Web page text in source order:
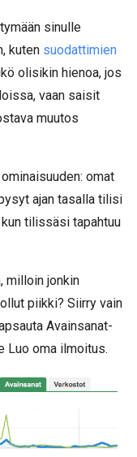
sinulle
kuten suodattimien
olisikin hienoa, jos
vaan saisit
muutos
omat
ajan tasalla tilisi
tilissäsi tapahtuu
milloin jonkin
piikki? Siirry vain
Avainsanat-
Luo oma ilmoitus.